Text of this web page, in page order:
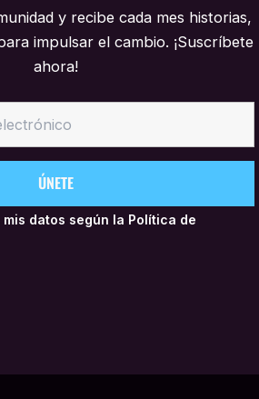
y recibe cada mes historias,
impulsar el cambio. ¡Suscríbete
ahora!
datos según la Política de